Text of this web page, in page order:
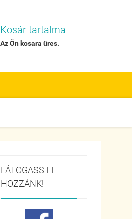
Kosár tartalma
Az Ön kosaraüres.
LÁTOGASS EL
HOZZÁNK!